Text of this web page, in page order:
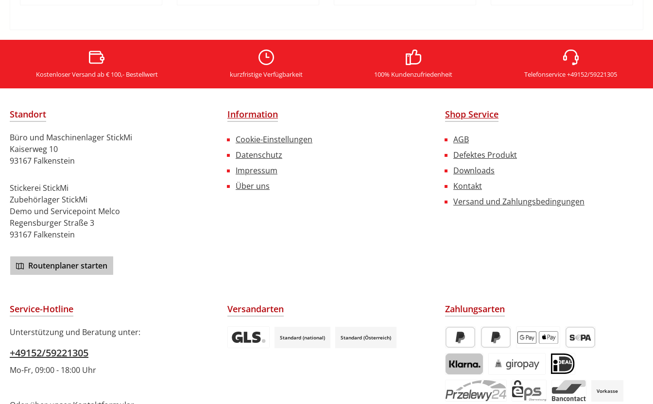
Kostenloser Versand ab € 100,- Bestellwert kurzfristige Verfügbarkeit 100% Kundenzufriedenheit Telefonservice +49152/59221305
Standort
Büro und Maschinenlager StickMi
Kaiserweg 10
93167 Falkenstein
Stickerei StickMi
Zubehörlager StickMi
Demo und Servicepoint Melco
Regensburger Straße 3
93167 Falkenstein
Routenplaner starten
Information
Cookie-Einstellungen
Datenschutz
Impressum
Über uns
Shop Service
AGB
Defektes Produkt
Downloads
Kontakt
Versand und Zahlungsbedingungen
Service-Hotline
Unterstützung und Beratung unter:
+49152/59221305
Mo-Fr, 09:00 - 18:00 Uhr
Versandarten
Standard (national) Standard (Österreich)
Zahlungsarten
PayPal Später BezahlenApple Pay / Google Pay (via Stripe)
SEPA-Lastschrift (via
Klarna (via Stripe)Giropay (via Stripe) iDeal (via Stripe)
Vorkasse